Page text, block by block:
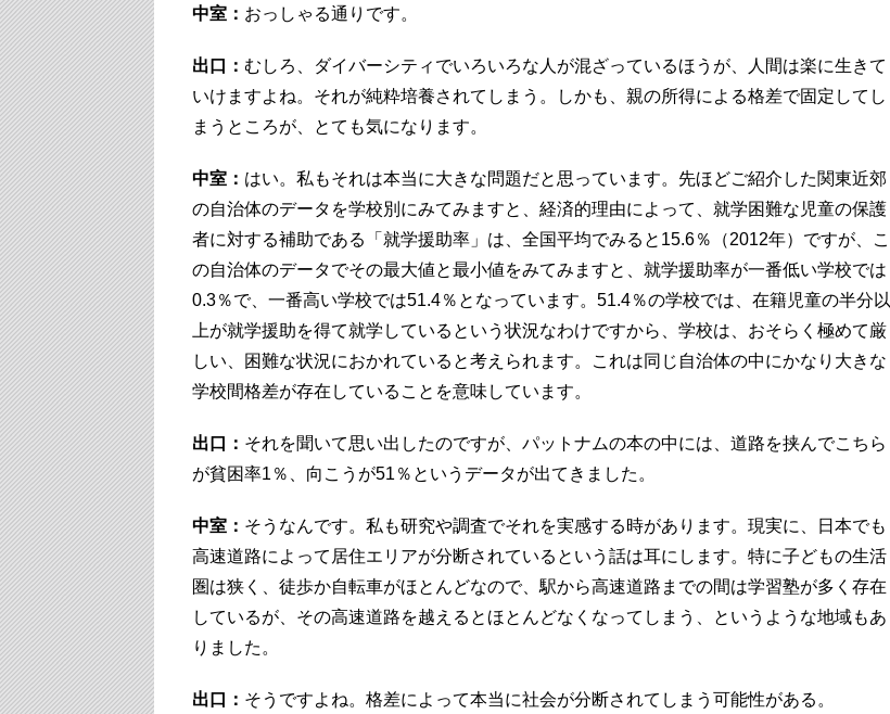
中室： おっしゃる通りです。
出口： むしろ、ダイバーシティでいろいろな人が混ざっているほうが、人間は楽に生きて
いけますよね。それが純粋培養されてしまう。しかも、親の所得による格差で固定してし
まうところが、とても気になります。
中室： はい。私もそれは本当に大きな問題だと思っています。先ほどご紹介した関東近郊
の自治体のデータを学校別にみてみますと、経済的理由によって、就学困難な児童の保護
者に対する補助である「就学援助率」は、全国平均でみると15.6％（2012年）ですが、こ
の自治体のデータでその最大値と最小値をみてみますと、就学援助率が一番低い学校では
0.3％で、一番高い学校では51.4％となっています。51.4％の学校では、在籍児童の半分以
上が就学援助を得て就学しているという状況なわけですから、学校は、おそらく極めて厳
しい、困難な状況におかれていると考えられます。これは同じ自治体の中にかなり大きな
学校間格差が存在していることを意味しています。
出口： それを聞いて思い出したのですが、パットナムの本の中には、道路を挟んでこちら
が貧困率1％、向こうが51％というデータが出てきました。
中室： そうなんです。私も研究や調査でそれを実感する時があります。現実に、日本でも
高速道路によって居住エリアが分断されているという話は耳にします。特に子どもの生活
圏は狭く、徒歩か自転車がほとんどなので、駅から高速道路までの間は学習塾が多く存在
しているが、その高速道路を越えるとほとんどなくなってしまう、というような地域もあ
りました。
出口： そうですよね。格差によって本当に社会が分断されてしまう可能性がある。